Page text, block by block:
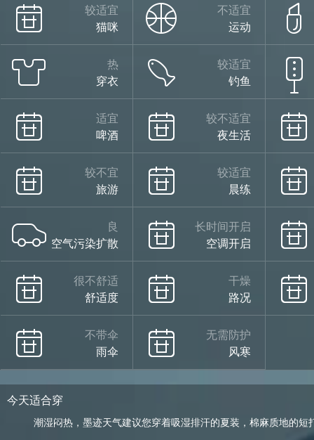
较适宜
猫咪
不适宜
运动
热
穿衣
较适宜
钓鱼
适宜
啤酒
较不适宜
夜生活
较不宜
旅游
较适宜
晨练
良
空气污染扩散
长时间开启
空调开启
很不舒适
舒适度
干燥
路况
不带伞
雨伞
无需防护
风寒
今天适合穿
潮湿闷热，墨迹天气建议您穿着吸湿排汗的夏装，棉麻质地的短